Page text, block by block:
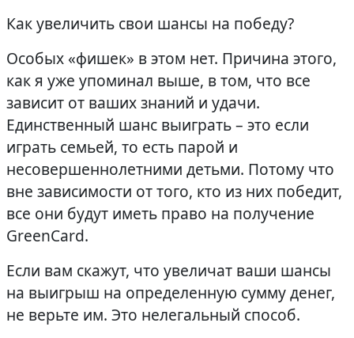
Как увеличить свои шансы на победу?
Особых «фишек» в этом нет. Причина этого,
как я уже упоминал выше, в том, что все
зависит от ваших знаний и удачи.
Единственный шанс выиграть – это если
играть семьей, то есть парой и
несовершеннолетними детьми. Потому что
вне зависимости от того, кто из них победит,
все они будут иметь право на получение
GreenCard.
Если вам скажут, что увеличат ваши шансы
на выигрыш на определенную сумму денег,
не верьте им. Это нелегальный способ.